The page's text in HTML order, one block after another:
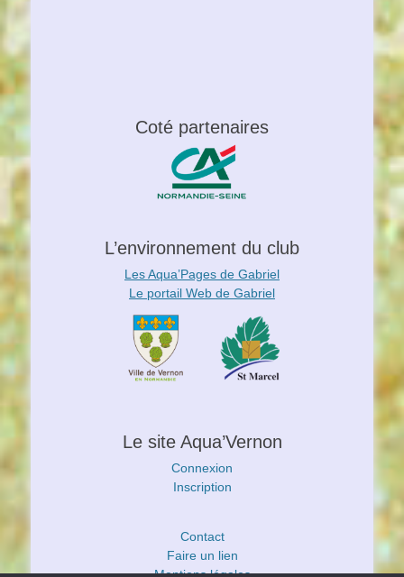
Coté partenaires
L’environnement du club
Les Aqua’Pages de Gabriel
Le portail Web de Gabriel
Le site Aqua’Vernon
Connexion
Inscription
Contact
Faire un lien